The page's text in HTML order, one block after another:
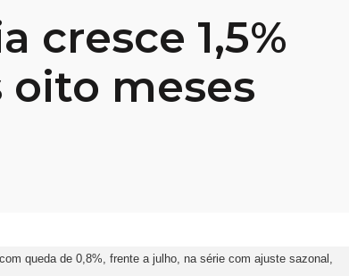
cresce 1,5%
meses
queda de 0,8%, frente a julho, na série com ajuste sazonal,